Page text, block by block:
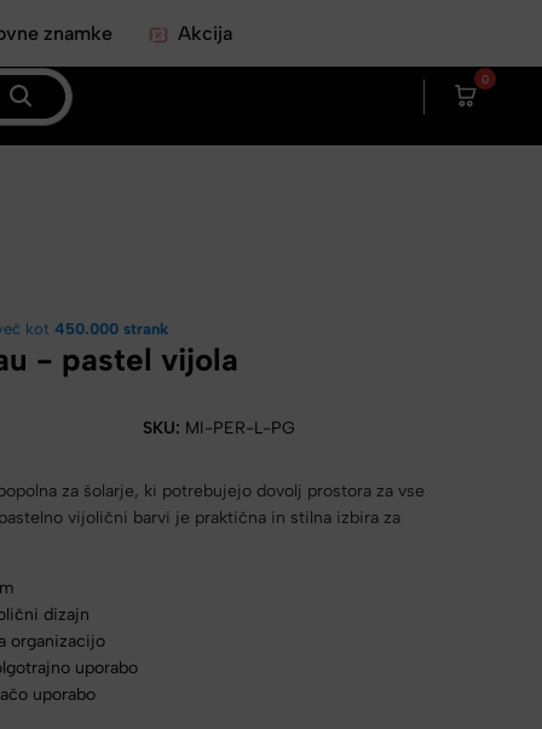
0
znamke Akcija
kot450.000 strank
- pastel vijola
SKU: MI-PER-L-PG
za šolarje, ki potrebujejo dovolj prostora za vse
vijolični barvi je praktična in stilna izbira za
dizajn
organizacijo
uporabo
uporabo